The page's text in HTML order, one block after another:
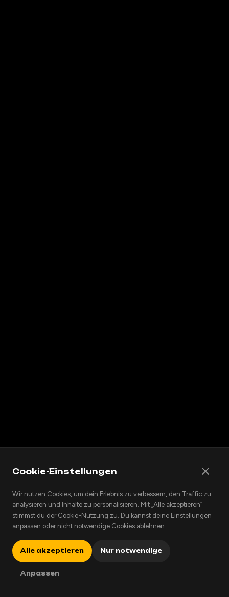
Cookie-Einstellungen
Wir nutzen Cookies, um dein Erlebnis zu verbessern, den Traffic zu
analysieren und Inhalte zu personalisieren. Mit „Alle akzeptieren”
stimmst du der Cookie-Nutzung zu. Du kannst deine Einstellungen
anpassen oder nicht notwendige Cookies ablehnen.
Alle akzeptieren Nur notwendige
Anpassen